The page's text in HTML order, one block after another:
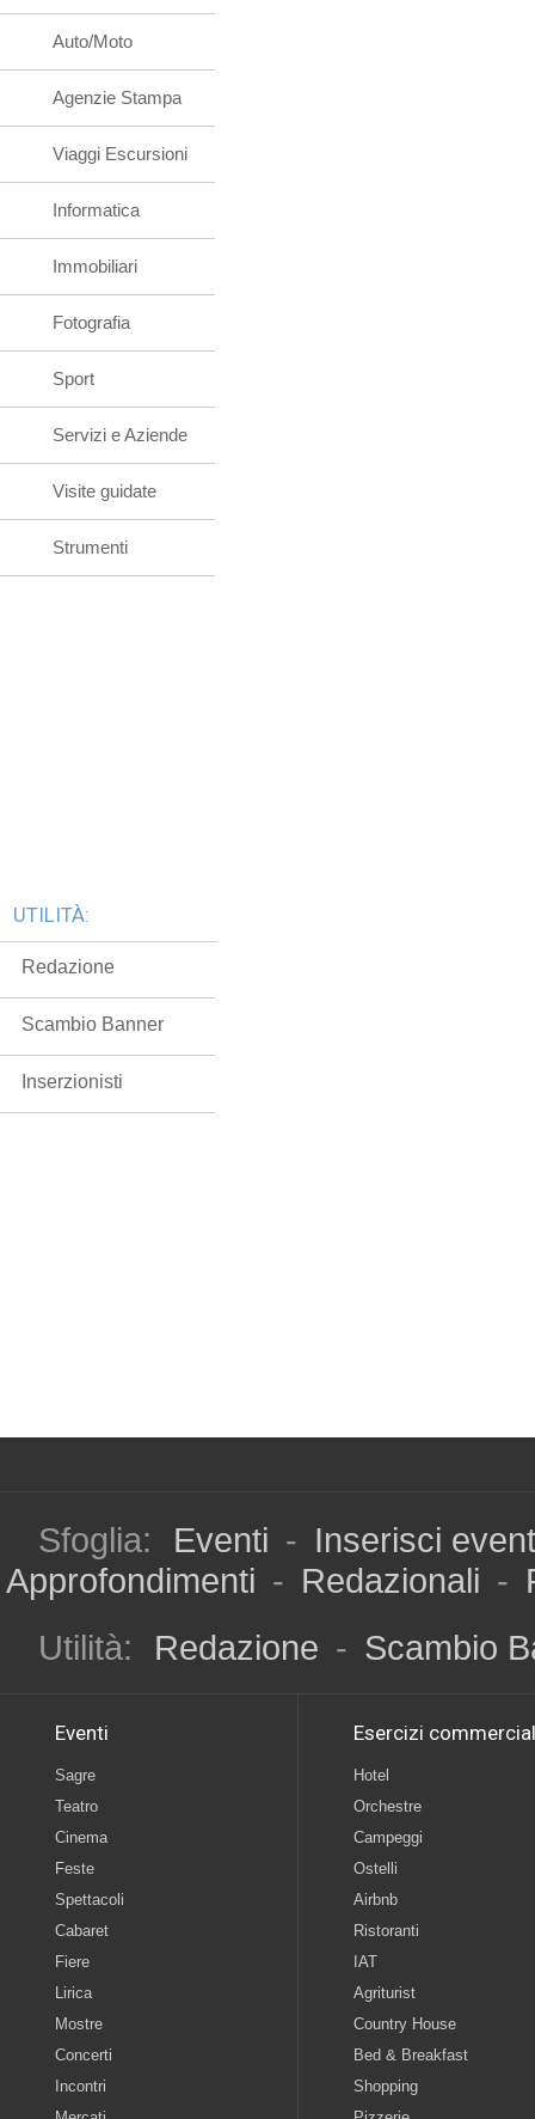
Auto/Moto
Agenzie Stampa
Viaggi Escursioni
Informatica
Immobiliari
Fotografia
Sport
Servizi e Aziende
Visite guidate
Strumenti
UTILITÀ:
Redazione
Scambio Banner
Inserzionisti
Sfoglia: Eventi - Inserisci
Approfondimenti - Redazionali -
Utilità:
Redazione - Scambio
Eventi
Sagre
Teatro
Cinema
Feste
Spettacoli
Cabaret
Fiere
Lirica
Mostre
Concerti
Incontri
Esercizi
Hotel
Orchestre
Campeggi
Ostelli
Airbnb
Ristoranti
IAT
Agriturist
Country House
Bed & Breakfast
Shopping